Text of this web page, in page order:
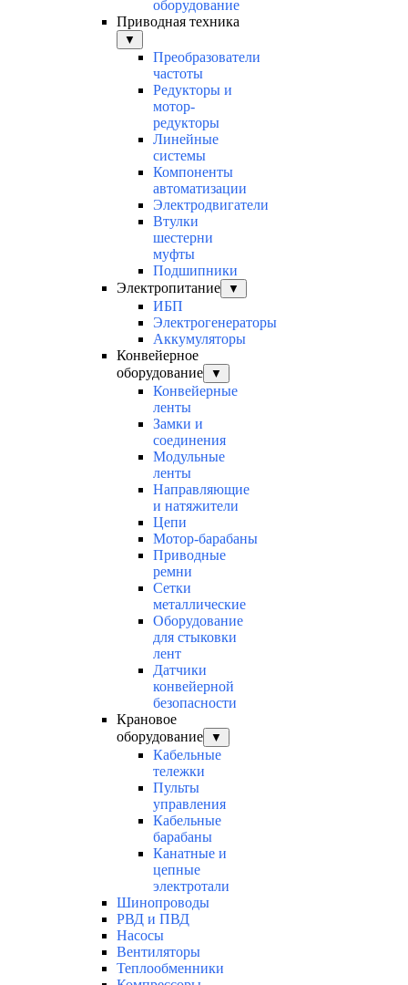
оборудование
Приводная техника
▼
Преобразователи
частоты
Редукторы и
мотор-
редукторы
Линейные
системы
Компоненты
автоматизации
Электродвигатели
Втулки
шестерни
муфты
Подшипники
Электропитание
▼
ИБП
Электрогенераторы
Аккумуляторы
Конвейерное
оборудование
▼
Конвейерные
ленты
Замки и
соединения
Модульные
ленты
Направляющие
и натяжители
Цепи
Мотор-барабаны
Приводные
ремни
Сетки
металлические
Оборудование
для стыковки
лент
Датчики
конвейерной
безопасности
Крановое
оборудование
▼
Кабельные
тележки
Пульты
управления
Кабельные
барабаны
Канатные и
цепные
электротали
Шинопроводы
РВД и ПВД
Насосы
Вентиляторы
Теплообменники